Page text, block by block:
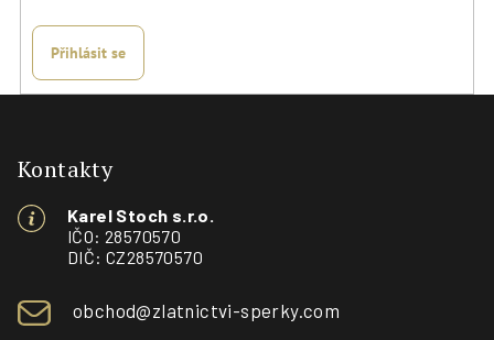
Přihlásit se
Kontakty
Karel Stoch s.r.o.
IČO: 28570570
DIČ: CZ28570570
obchod@zlatnictvi-sperky.com